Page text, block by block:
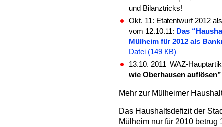
und Bilanztricks!
Okt. 11: Etatentwurf 2012
vom 12.10.11: Das
Mülheim für 2012 als
Datei (149 KB)
13.10. 2011: WAZ-
wie Oberhausen
Mehr zur Mülheimer
Das Haushaltsdefizit der S
Mülheim nur für 2010 betrug